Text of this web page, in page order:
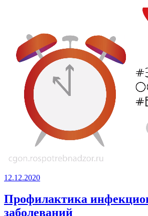
12.12.2020
Профилактика
заболеваний